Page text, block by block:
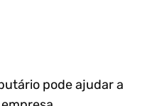
pode ajudar a